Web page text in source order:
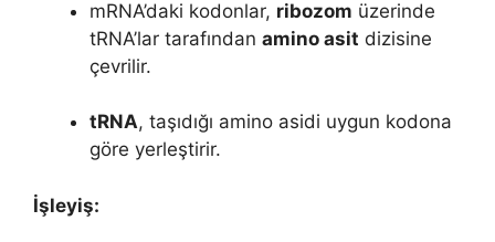
mRNA’daki kodonlar, ribozom üzerinde
tRNA’lar tarafından amino asit dizisine
çevrilir.
tRNA, taşıdığı amino asidi uygun kodona
göre yerleştirir.
İşleyiş: